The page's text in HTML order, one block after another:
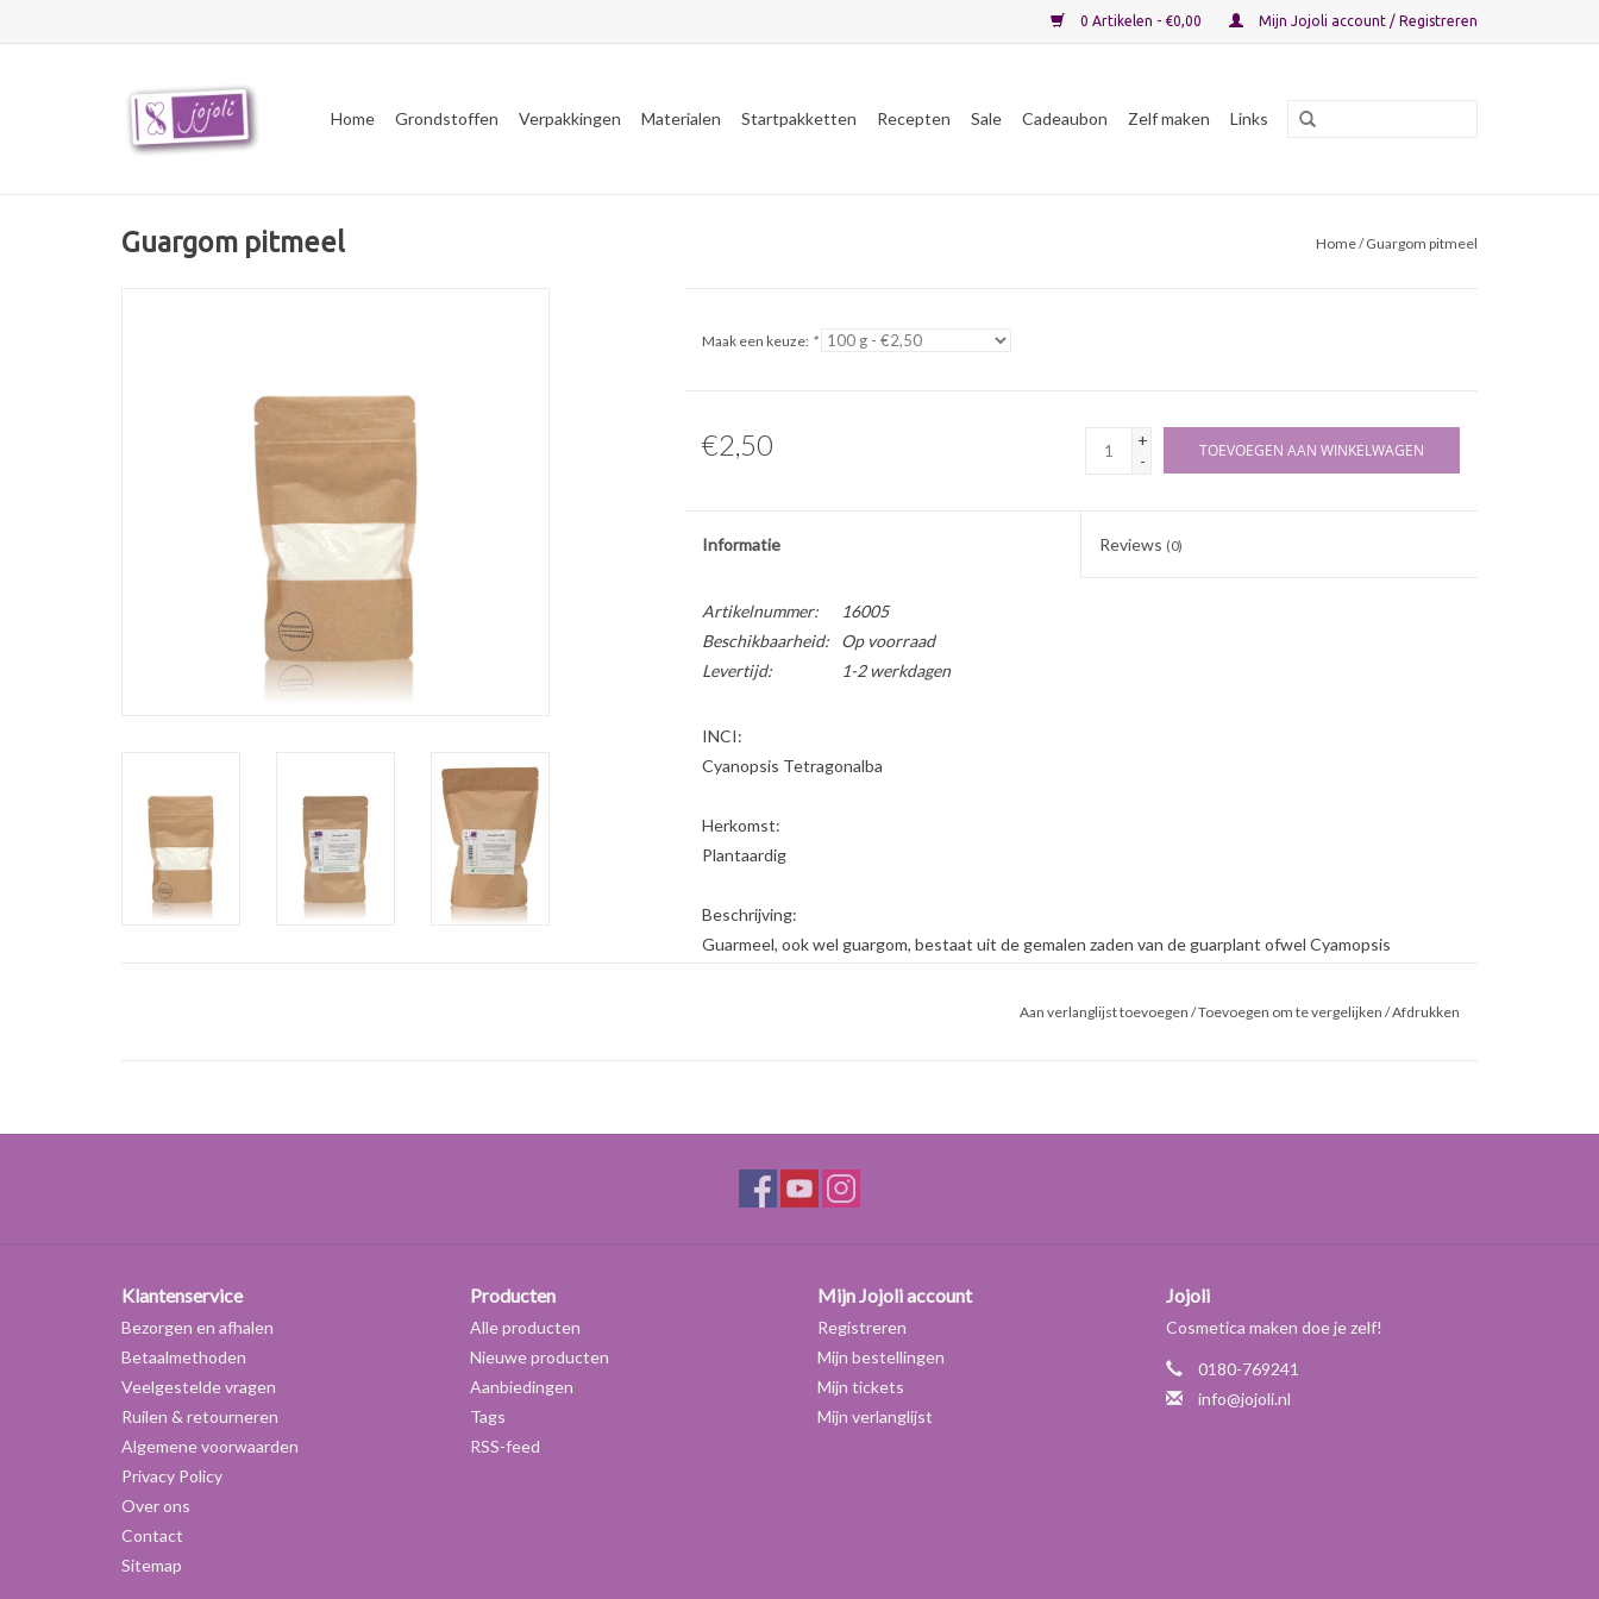
0 Artikelen - €0,00 Mijn Jojoli account / Registreren
Home Grondstoffen Verpakkingen Materialen Startpakketten Recepten Sale Cadeaubon Zelf maken Links
Guargom pitmeel Home/ Guargom pitmeel
Maak een keuze: *
€2,50
+
-
TOEVOEGEN AAN WINKELWAGEN
Informatie Reviews (0)
Artikelnummer:
16005
Beschikbaarheid:
Op voorraad
Levertijd:
1-2 werkdagen
INCI:
Cyanopsis Tetragonalba
Herkomst:
Plantaardig
Beschrijving:
Guarmeel, ook wel guargom, bestaat uit de gemalen zaden van de guarplant ofwel Cyamopsis
Verwerking:
1) Los op in koud water onder krachtig roeren met behulp van een (staaf)mixer.
2) Los op in heet water en laat kort koken.
3) Dispergeer vooraf in een vloeistof waarin het niet kan verdikken zoals bijvoorbeeld olie, glycerine of
alcohol. Voeg daarna het water toe.
Aan verlanglijst toevoegen /Toevoegen om te vergelijken /Afdrukken
Klantenservice
Bezorgen en afhalen
Betaalmethoden
Veelgestelde vragen
Ruilen & retourneren
Algemene voorwaarden
Privacy Policy
Over ons
Contact
Sitemap
Producten
Alle producten
Nieuwe producten
Aanbiedingen
Tags
RSS-feed
Mijn Jojoli account
Registreren
Mijn bestellingen
Mijn tickets
Mijn verlanglijst
Jojoli
Cosmetica maken doe je zelf!
0180-769241
info@jojoli.nl